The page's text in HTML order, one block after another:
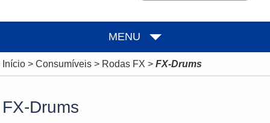
MENU
Início> Consumíveis> Rodas FX > FX-Drums
FX-Drums